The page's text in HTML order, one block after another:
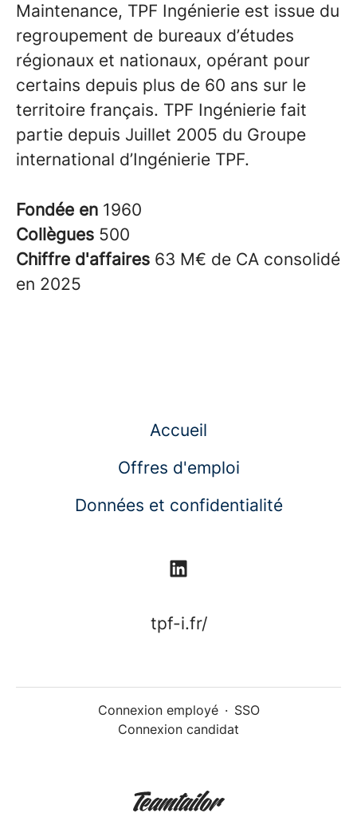
Maintenance, TPF Ingénierie est issue du
regroupement de bureaux d’études
régionaux et nationaux, opérant pour
certains depuis plus de 60 ans sur le
territoire français. TPF Ingénierie fait
partie depuis Juillet 2005 du Groupe
international d’Ingénierie TPF.
Fondée en 1960
Collègues 500
Chiffre d'affaires 63 M€ de CA consolidé
en 2025
Accueil
Offres d'emploi
Données et confidentialité
tpf-i.fr/
Connexion employé · SSO
Connexion candidat